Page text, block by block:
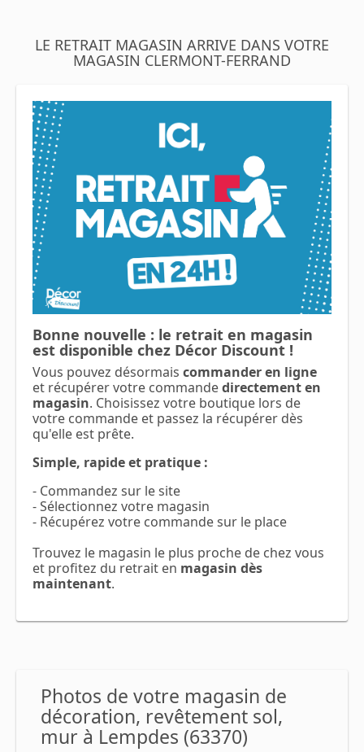
LE RETRAIT MAGASIN ARRIVE DANS VOTRE
MAGASIN CLERMONT-FERRAND
Bonne nouvelle : le retrait en magasin
est disponible chez Décor Discount !
Vous pouvez désormais commander en ligne
et récupérer votre commandedirectement en
magasin. Choisissez votre boutique lors de
votre commande et passez la récupérer dès
qu'elle est prête.
Simple, rapide et pratique :
- Commandez sur le site
- Sélectionnez votre magasin
- Récupérez votre commande sur le place
Trouvez le magasin le plus proche de chez vous
et profitez du retrait en magasin dès
maintenant.
Photos de votre magasin de
décoration, revêtement sol,
mur à Lempdes (63370)